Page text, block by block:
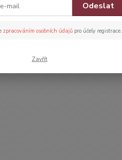
Odeslat
zpracováním osobních údajůpro účely registrace.
Zavřít